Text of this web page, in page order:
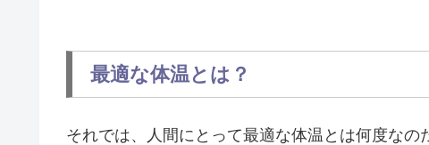
最適な体温とは？
それでは、人間にとって最適な体温とは何度なの